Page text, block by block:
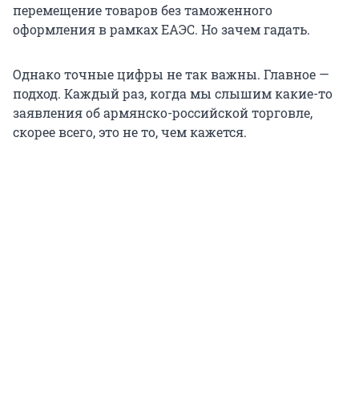
перемещение товаров без таможенного
оформления в рамках ЕАЭС. Но зачем гадать.
Однако точные цифры не так важны. Главное —
подход. Каждый раз, когда мы слышим какие-то
заявления об армянско-российской торговле,
скорее всего, это не то, чем кажется.